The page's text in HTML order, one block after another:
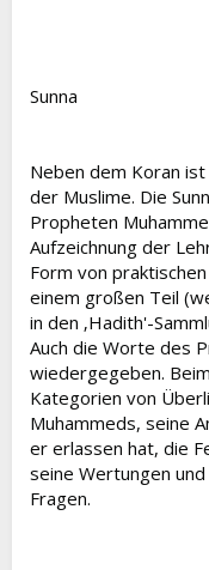
Sunna
Neben dem Koran
der Muslime. Die
Propheten
Aufzeichnung der
Form von
einem großen Teil
in den ‚Hadith'-
Auch die Worte des
wiedergegeben.
Kategorien von
Muhammeds, seine
er erlassen hat, die
seine Wertungen
Fragen.